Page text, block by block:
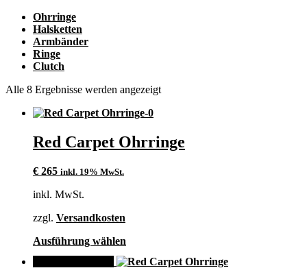
Ohrringe
Halsketten
Armbänder
Ringe
Clutch
Alle 8 Ergebnisse werden angezeigt
Red Carpet Ohrringe
€ 265 inkl. 19% MwSt.
inkl. MwSt.
zzgl. Versandkosten
Ausführung wählen
weist